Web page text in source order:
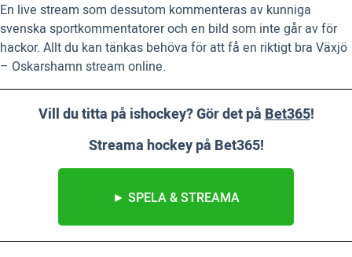
En live stream som dessutom kommenteras av kunniga
svenska sportkommentatorer och en bild som inte går av för
hackor. Allt du kan tänkas behöva för att få en riktigt bra Växjö
– Oskarshamn stream online.
Vill du titta på ishockey? Gör det påBet365!
Streama hockey på Bet365!
► SPELA & STREAMA